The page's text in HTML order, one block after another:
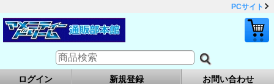
PCサイト
ログイン 新規登録 お問い合わせ